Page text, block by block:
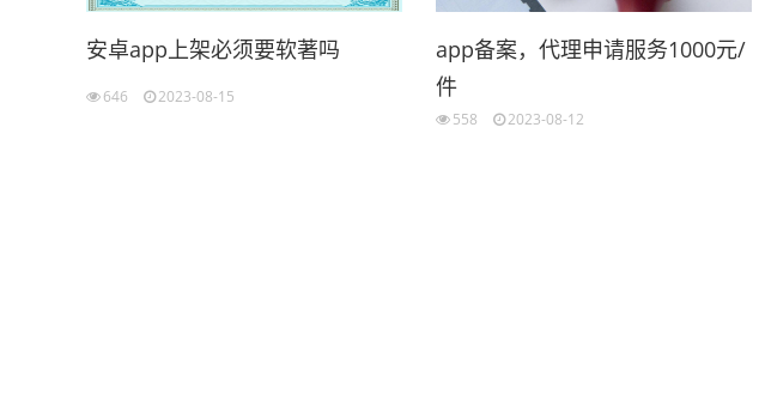
安卓app上架必须要软著吗
646 2023-08-15
app备案，代理申请服务1000元/
件
558 2023-08-12